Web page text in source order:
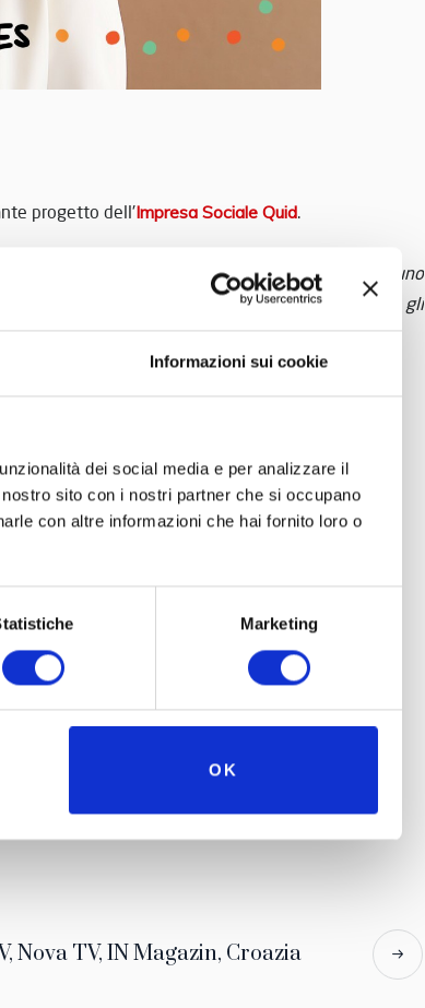
Informazioni sui cookie
dei social media e per analizzare il
sito con i nostri partner che si occupano
con altre informazioni che hai fornito loro o
Marketing
OK
progetto dell'Impresa Sociale Quid.
e si impara a conoscere i propri talenti. Nessuno
quotidianamente che ci mostra la via, con tutti gli
diventare la donna che vogliamo essere".
Nova TV, IN Magazin, Croazia